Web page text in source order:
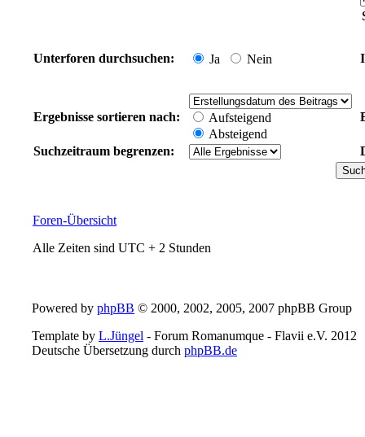
Unterforen durchsuchen: Ja Nein
Ergebnisse sortieren nach:
Aufsteigend
Absteigend
Suchzeitraum begrenzen:
Foren-Übersicht
Alle Zeiten sind UTC + 2 Stunden
Powered by phpBB © 2000, 2002, 2005, 2007 phpBB Group
Template by L.Jüngel - Forum Romanumque - Flavii e.V. 2012
Deutsche Übersetzung durch phpBB.de